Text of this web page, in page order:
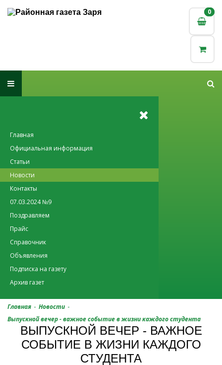
0
0
Главная
Официальная информация
Статьи
Новости
Контакты
07.03.2024 №9
Поздравляем
Прайс
Справочник
Объявления
Подписка на газету
Архив газет
Главная - Новости -
Выпускной вечер - важное событие в жизни каждого студента
ВЫПУСКНОЙ ВЕЧЕР - ВАЖНОЕ
СОБЫТИЕ В ЖИЗНИ КАЖДОГО
СТУДЕНТА